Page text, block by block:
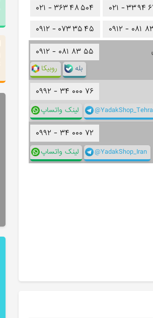
۰۲۱ -۳۳۹۴
۰۲۱ - ۳۶۳۴۸۵۰۴
۰۹۱۲ - ۰۸۱ ۰۹۱۲ - ۰۷۳۳۵ ۴۵
۰۹۱۲ - ۰۸۱ ۸۳ ۵۵
روبیکا بله
۰۹۹۲ - ۳۴ ۰۰۰ ۷۶
لینک واتساپ
۰۹۹۲ - ۳۴ ۰۰۰ ۷۲
لینک واتساپ @YadakShop_Iran